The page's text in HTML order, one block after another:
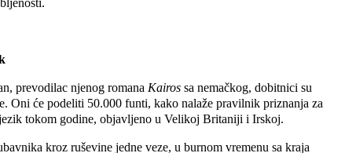
prevodilac njenog romana Kairos sa nemačkog, dobitnici su
Oni će podeliti 50.000 funti, kako nalaže pravilnik priznanja za
tokom godine, objavljeno u Velikoj Britaniji i Irskoj.
kroz ruševine jedne veze, u burnom vremenu sa kraja